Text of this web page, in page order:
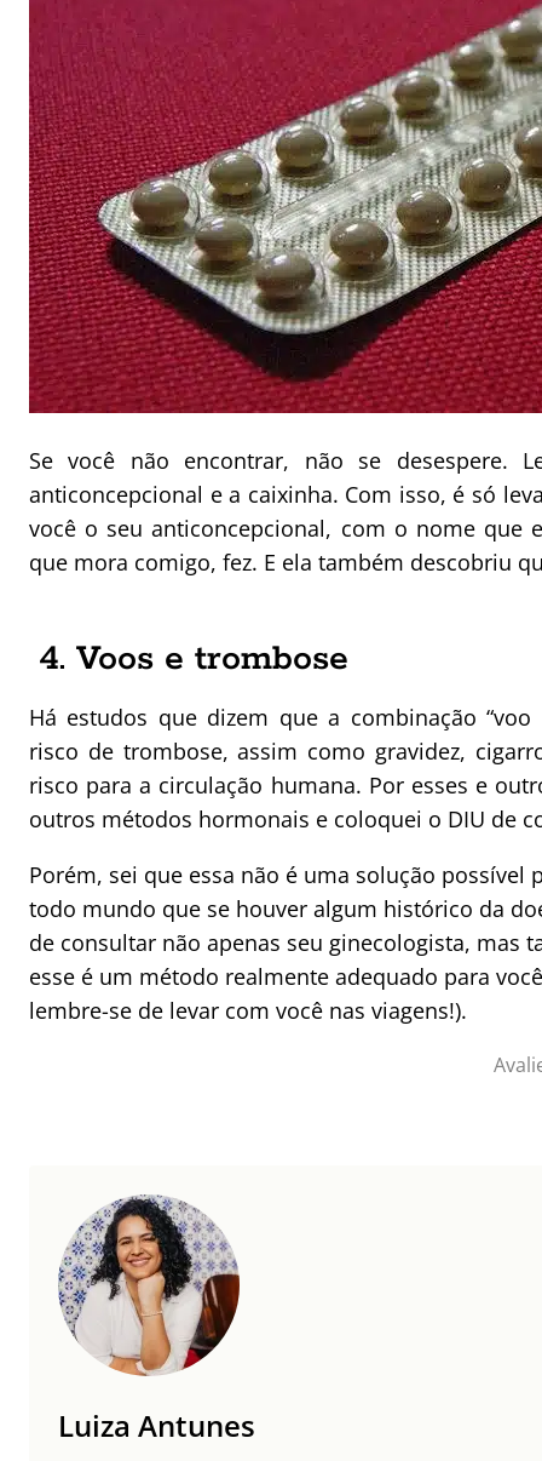
Se você não encontrar, não se desespere.
anticoncepcional e a caixinha. Com isso, é só
você o seu anticoncepcional, com o nome que
que mora comigo, fez. E ela também descobriu
4. Voos e trombose
Há estudos que dizem que a combinação
risco de trombose, assim como gravidez,
risco para a circulação humana. Por esses e
outros métodos hormonais e coloquei o DIU de
Porém, sei que essa não é uma solução possível
todo mundo que se houver algum histórico da
de consultar não apenas seu ginecologista, mas
esse é um método realmente adequado para
lembre-se de levar com você nas viagens!).
Luiza Antunes